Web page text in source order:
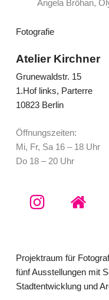
Angela Bröhan,
Fotografie
Atelier Kirchner
Grunewaldstr. 15
1.Hof links, Parterre
10823 Berlin
Öffnungszeiten:
Mi, Fr, Sa 16 – 18 Uhr
Do 18 – 20 Uhr
Projektraum für
fünf Ausstellungen mit
Stadtentwicklung und